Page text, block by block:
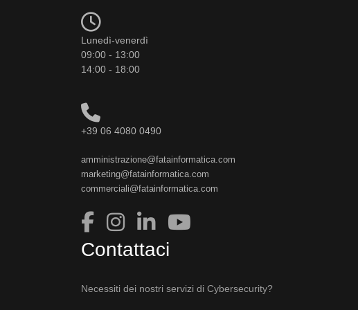
Lunedì-venerdì
09:00 - 13:00
14:00 - 18:00
+39 06 4080 0490
amministrazione@fatainformatica.com
marketing@fatainformatica.com
commerciali@fatainformatica.com
Contattaci
Necessiti dei nostri servizi di Cybersecurity?